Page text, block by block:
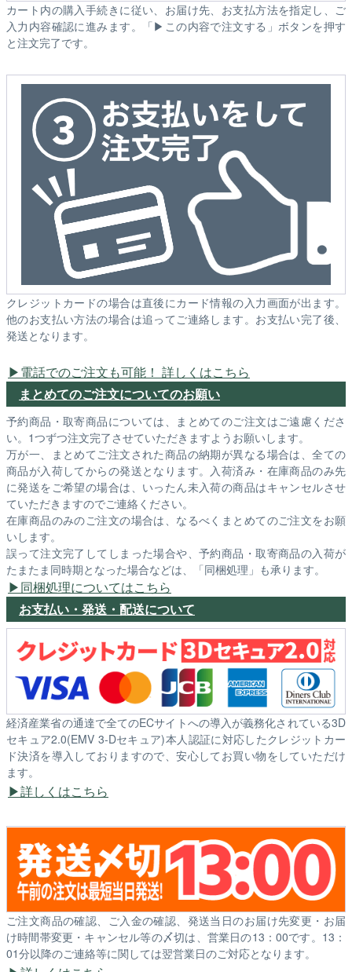
カート内の購入手続きに従い、お届け先、お支払方法を指定し、ご
入力内容確認に進みます。「▶この内容で注文する」ボタンを押す
と注文完了です。
クレジットカードの場合は直後にカード情報の入力画面が出ます。
他のお支払い方法の場合は追ってご連絡します。お支払い完了後、
発送となります。
電話でのご注文も可能！ 詳しくはこちら
まとめてのご注文についてのお願い
予約商品・取寄商品については、まとめてのご注文はご遠慮くださ
い。1つずつ注文完了させていただきますようお願いします。
万が一、まとめてご注文された商品の納期が異なる場合は、全ての
商品が入荷してからの発送となります。入荷済み・在庫商品のみ先
に発送をご希望の場合は、いったん未入荷の商品はキャンセルさせ
ていただきますのでご連絡ください。
在庫商品のみのご注文の場合は、なるべくまとめてのご注文をお願
いします。
誤って注文完了してしまった場合や、予約商品・取寄商品の入荷が
たまたま同時期となった場合などは、「同梱処理」も承ります。
同梱処理についてはこちら
お支払い・発送・配送について
経済産業省の通達で全てのECサイトへの導入が義務化されている3D
セキュア2.0(EMV 3-Dセキュア)本人認証に対応したクレジットカー
ド決済を導入しておりますので、安心してお買い物をしていただけ
ます。
詳しくはこちら
ご注文商品の確認、ご入金の確認、発送当日のお届け先変更・お届
け時間帯変更・キャンセル等の〆切は、営業日の13：00です。13：
01分以降のご連絡等に関しては翌営業日のご対応となります。